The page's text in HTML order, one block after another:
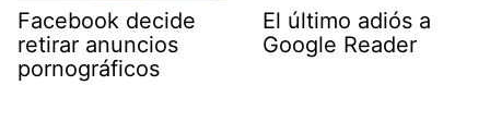
Facebook decide
retirar anuncios
pornográficos
El último adiós a
Google Reader